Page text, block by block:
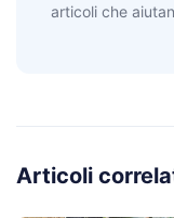
articoli che
Articoli